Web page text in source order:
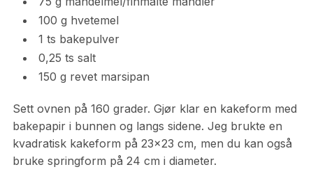
100 g hvetemel
1 ts bakepulver
0,25 ts salt
150 g revet marsipan
Sett ovnen på 160 grader. Gjør klar en kakeform med
bakepapir i bunnen og langs sidene. Jeg brukte en
kvadratisk kakeform på 23×23 cm, men du kan også
bruke springform på 24 cm i diameter.